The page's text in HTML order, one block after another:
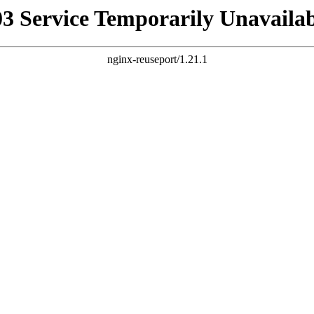
Service Temporarily
nginx-reuseport/1.21.1